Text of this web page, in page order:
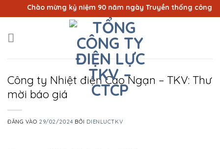
qua
dung
Chào mừng kỷ niệm 90 năm ngày Truyền thống công
Công ty Nhiệt điện Cao Ngạn – TKV: Thư
mời báo giá
ĐĂNG VÀO 29/02/2024 BỞI DIENLUCTKV